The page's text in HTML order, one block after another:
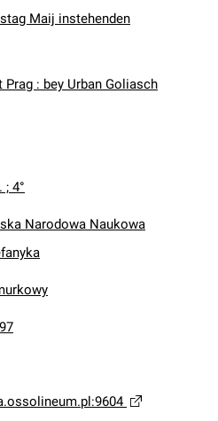
Maij instehenden
Prag : bey Urban Goliasch
; 4°
Narodowa Naukowa